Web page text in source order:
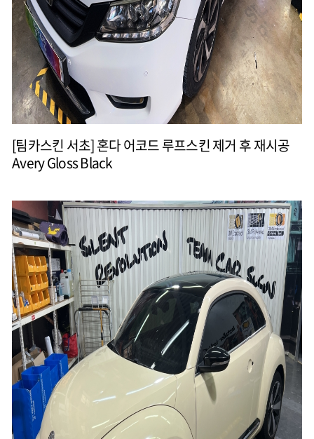
[팀카스킨 서초] 혼다 어코드 루프스킨 제거 후 재시공
Avery Gloss Black